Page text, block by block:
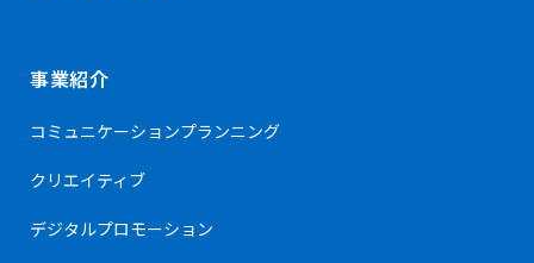
事業紹介
コミュニケーションプランニング
クリエイティブ
デジタルプロモーション